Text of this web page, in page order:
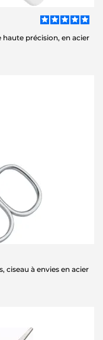
précision, en acier
ciseau à envies en acier